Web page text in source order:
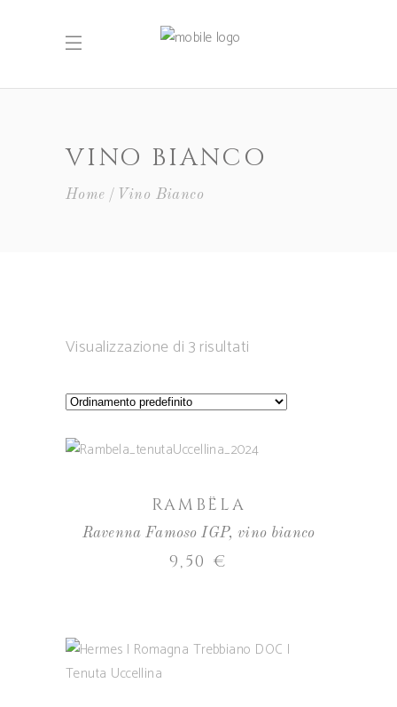
VINO BIANCO
Home Vino Bianco
Visualizzazione di 3 risultati
AGGIUNGI AL CARRELLO
RAMBËLA
Ravenna Famoso IGP, vino bianco
9,50 €